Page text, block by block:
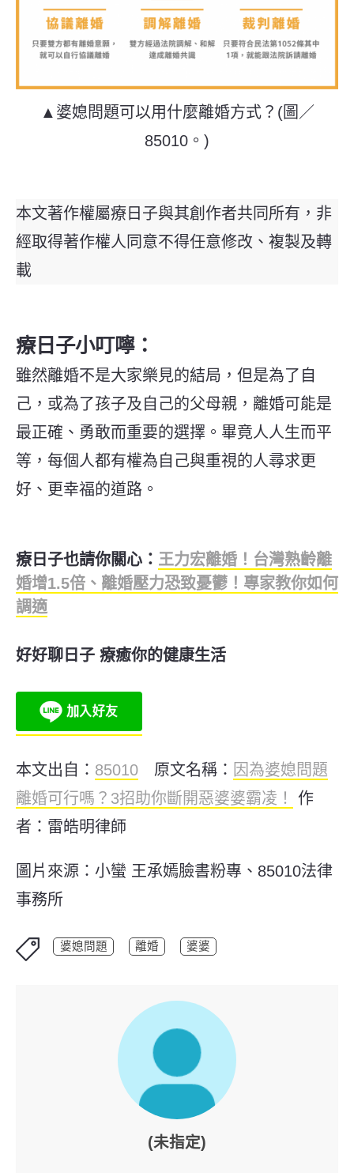
▲婆媳問題可以用什麼離婚方式？(圖／
85010。)
本文著作權屬療日子與其創作者共同所有，非
經取得著作權人同意不得任意修改、複製及轉
載
療日子小叮嚀：
雖然離婚不是大家樂見的結局，但是為了自
己，或為了孩子及自己的父母親，離婚可能是
最正確、勇敢而重要的選擇。畢竟人人生而平
等，每個人都有權為自己與重視的人尋求更
好、更幸福的道路。
療日子也請你關心： 王力宏離婚！台灣熟齡離
婚增1.5倍、離婚壓力恐致憂鬱！專家教你如何
調適
好好聊日子 療癒你的健康生活
本文出自： 85010 原文名稱： 因為婆媳問題
離婚可行嗎？3招助你斷開惡婆婆霸凌！
作
者：雷皓明律師
圖片來源：小蠻 王承嫣臉書粉專、85010法律
事務所
婆媳問題 離婚 婆婆
(未指定)